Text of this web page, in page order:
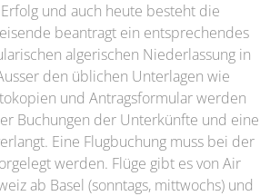
und auch heute besteht die
beantragt ein entsprechendes
algerischen Niederlassung in
den üblichen Unterlagen wie
und Antragsformular werden
Buchungen der Unterkünfte und eine
Eine Flugbuchung muss bei der
werden. Flüge gibt es von Air
ab Basel (sonntags, mittwochs) und